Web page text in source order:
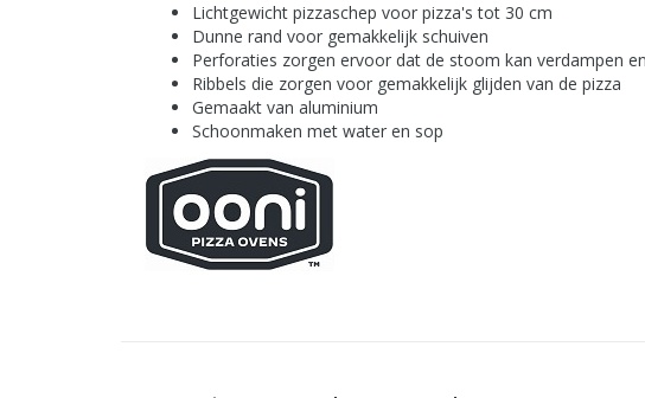
Lichtgewicht pizzaschep voor pizza's tot 30 cm
Dunne rand voor gemakkelijk schuiven
Perforaties zorgen ervoor dat de stoom kan verdampen
Ribbels die zorgen voor gemakkelijk glijden van de pizza
Gemaakt van aluminium
Schoonmaken met water en sop